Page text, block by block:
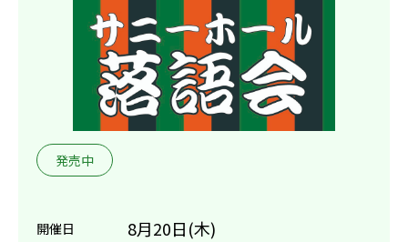
発売中
開催日 8月20日(木)